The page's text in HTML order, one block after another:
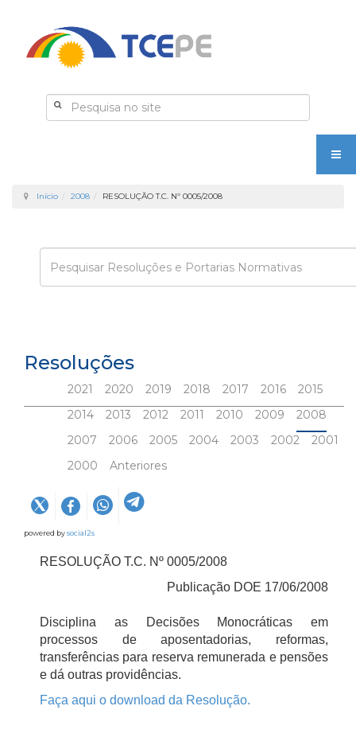
Início 2008 RESOLUÇÃO T.C. Nº 0005/2008
Resoluções
2021 2020 2019 2018 2017 2016
2015
2014
2013 2012 2011 2010 2009
2008
2007
2006 2005 2004 2003 2002
2001
2000
Anteriores
powered bysocial2s
RESOLUÇÃO T.C. Nº 0005/2008
Publicação DOE 17/06/2008
Disciplina as Decisões Monocráticas em
processos de aposentadorias, reformas,
transferências para reserva remunerada e pensões
e dá outras providências.
Faça aqui o download da Resolução.